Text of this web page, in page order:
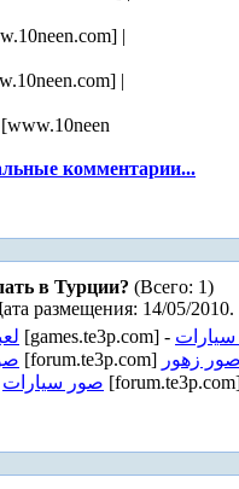
|
|
[www.10neen
комментарии...
в Турции? (Всего: 1)
размещения: 14/05/2010.
[games.te3p.com] - سيارات
[forum.te3p.com] صور زهور
صور سيارات